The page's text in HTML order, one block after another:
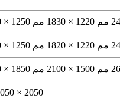
2050 × 3050 ملم 1020 × 2020 ملم